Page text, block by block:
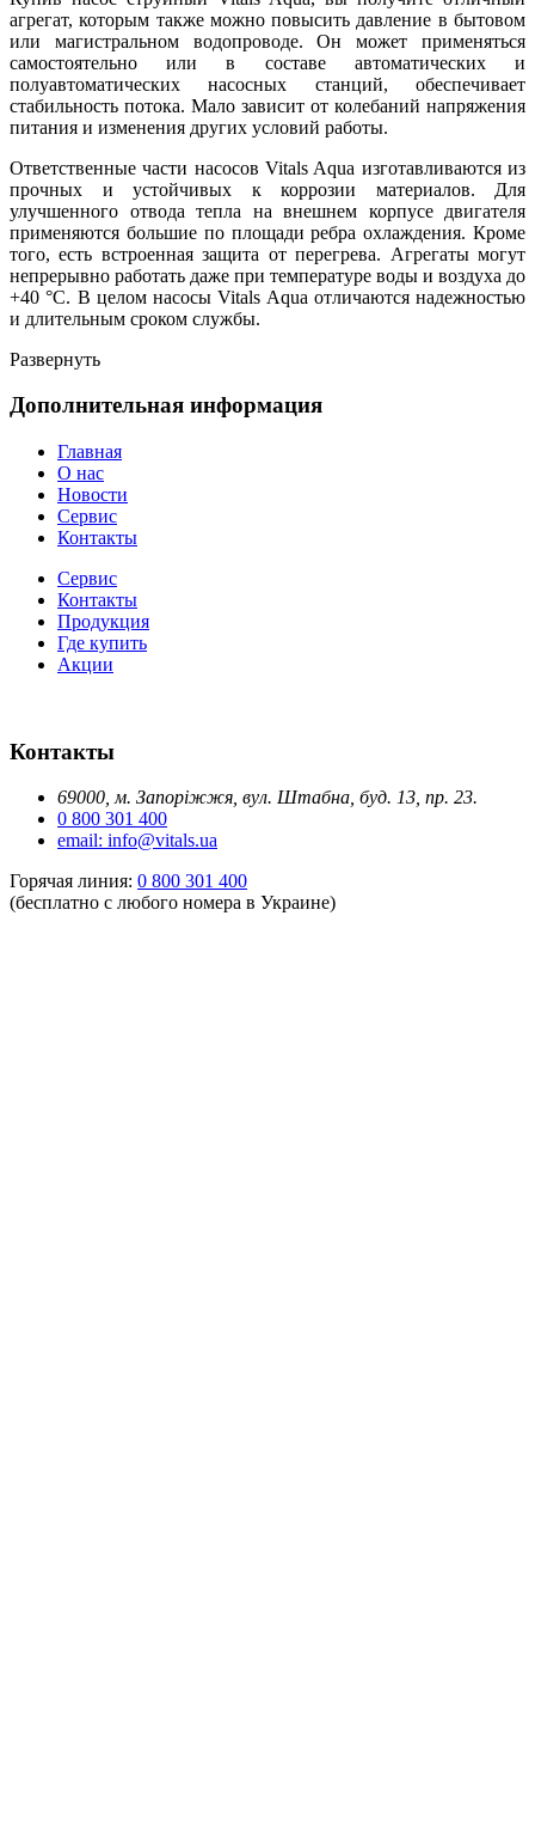
агрегат, которым также можно повысить давление в бытовом
или магистральном водопроводе. Он может применяться
самостоятельно или в составе автоматических и
полуавтоматических насосных станций, обеспечивает
стабильность потока. Мало зависит от колебаний напряжения
питания и изменения других условий работы.
Ответственные части насосов Vitals Aqua изготавливаются из
прочных и устойчивых к коррозии материалов. Для
улучшенного отвода тепла на внешнем корпусе двигателя
применяются большие по площади ребра охлаждения. Кроме
того, есть встроенная защита от перегрева. Агрегаты могут
непрерывно работать даже при температуре воды и воздуха до
+40 °С. В целом насосы Vitals Aqua отличаются надежностью
и длительным сроком службы.
Развернуть
Дополнительная информация
Главная
О нас
Новости
Сервис
Контакты
Сервис
Контакты
Продукция
Где купить
Акции
Контакты
69000, м. Запоріжжя, вул. Штабна, буд. 13, пр. 23.
0 800 301 400
email: info@vitals.ua
Горячая линия: 0 800 301 400
(бесплатно с любого номера в Украине)